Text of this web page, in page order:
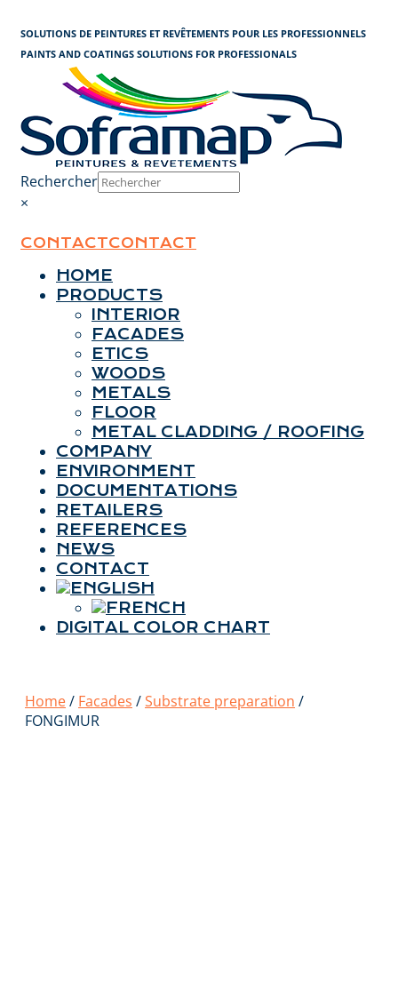
SOLUTIONS DE PEINTURES ET REVÊTEMENTS POUR LES PROFESSIONNELS
PAINTS AND COATINGS SOLUTIONS FOR PROFESSIONALS
Rechercher
×
CONTACTCONTACT
HOME
PRODUCTS
INTERIOR
FACADES
ETICS
WOODS
METALS
FLOOR
METAL CLADDING / ROOFING
COMPANY
ENVIRONMENT
DOCUMENTATIONS
RETAILERS
REFERENCES
NEWS
CONTACT
DIGITAL COLOR CHART
Home/ Facades /Substrate preparation /
FONGIMUR